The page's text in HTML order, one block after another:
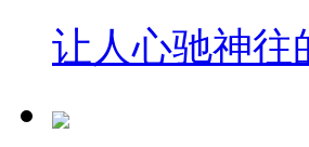
让人心驰神往